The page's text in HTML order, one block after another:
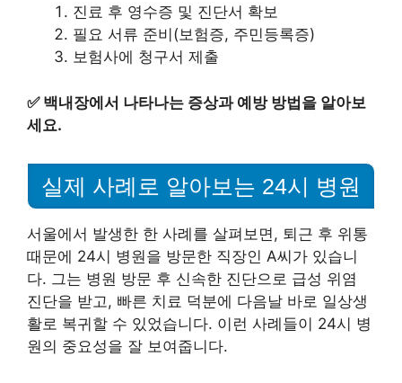
진료 후 영수증 및 진단서 확보
필요 서류 준비(보험증, 주민등록증)
보험사에 청구서 제출
✅ 백내장에서 나타나는 증상과 예방 방법을 알아보
세요.
실제 사례로 알아보는 24시 병원
서울에서 발생한 한 사례를 살펴보면, 퇴근 후 위통
때문에 24시 병원을 방문한 직장인 A씨가 있습니
다. 그는 병원 방문 후 신속한 진단으로 급성 위염
진단을 받고, 빠른 치료 덕분에 다음날 바로 일상생
활로 복귀할 수 있었습니다. 이런 사례들이 24시 병
원의 중요성을 잘 보여줍니다.